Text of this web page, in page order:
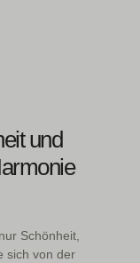
und
Schönheit,
sich von der